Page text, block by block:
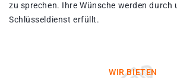
zu sprechen. Ihre Wünsche werden durch
Schlüsseldienst erfüllt.
WIR BIETEN